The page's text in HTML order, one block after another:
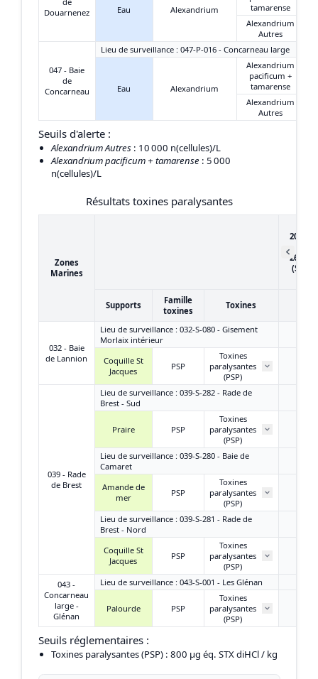
Douarnenez
Eau Alexandrium
tamarense
Alexandrium
Autres
047 - Baie
de
Concarneau
Lieu de surveillance : 047-P-016 - Concarneau large
Eau Alexandrium
Alexandrium
pacificum +
tamarense
Alexandrium
Autres
Seuils d'alerte :
Alexandrium Autres : 10 000 n(cellules)/L
Alexandrium pacificum + tamarense : 5 000
n(cellules)/L
Résultats toxines paralysantes
Zones
Marines
20/12/
26/12/
Supports
Famille
toxines
Toxines
032 - Baie
de Lannion
Lieu de surveillance : 032-S-080 - Gisement
Morlaix intérieur
Coquille St
Jacques
PSP
Toxines
paralysantes
(PSP)
039 - Rade
de Brest
Lieu de surveillance : 039-S-282 - Rade de
Brest - Sud
Praire PSP
Toxines
paralysantes
(PSP)
Lieu de surveillance : 039-S-280 - Baie de
Camaret
Amande de
mer
PSP
Toxines
paralysantes
(PSP)
Lieu de surveillance : 039-S-281 - Rade de
Brest - Nord
Coquille St
Jacques
PSP
Toxines
paralysantes
(PSP)
043 -
Concarneau
large -
Glénan
Lieu de surveillance : 043-S-001 - Les Glénan
Palourde PSP
Toxines
paralysantes
(PSP)
Seuils réglementaires :
Toxines paralysantes (PSP) : 800 µg éq. STX diHCl / kg